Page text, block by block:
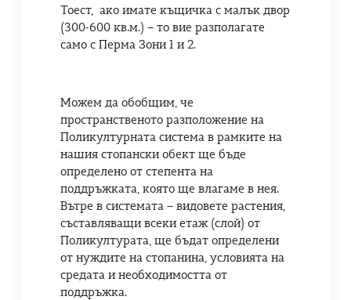
Тоест, ако имате къщичка с малък двор
(300-600 кв.м.) – то вие разполагате
само с Перма Зони 1 и 2.
Можем да обобщим, че
пространственото разположение на
Поликултурната система в рамките на
нашия стопански обект ще бъде
определено от степента на
поддръжката, която ще влагаме в нея.
Вътре в системата – видовете растения,
съставляващи всеки етаж (слой) от
Поликултурата, ще бъдат определени
от нуждите на стопанина, условията на
средата и необходимостта от
поддръжка.